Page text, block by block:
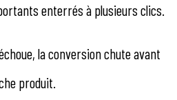
enterrés à plusieurs clics.
la conversion chute avant
produit.